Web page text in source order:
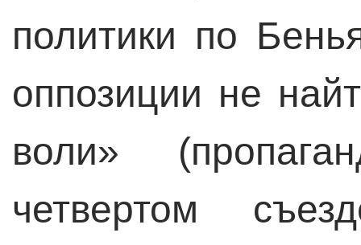
политики по
оппозиции не
воли»
четвертом